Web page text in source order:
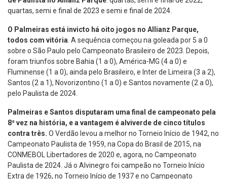
quartas, semi e final de 2023 e semi e final de 2024.
O Palmeiras está invicto há oito jogos no Allianz Parque,
todos com vitória . A sequência começou na goleada por 5 a 0
sobre o São Paulo pelo Campeonato Brasileiro de 2023. Depois,
foram triunfos sobre Bahia (1 a 0), América-MG (4 a 0) e
Fluminense (1 a 0), ainda pelo Brasileiro, e Inter de Limeira (3 a 2),
Santos (2 a 1), Novorizontino (1 a 0) e Santos novamente (2 a 0),
pelo Paulista de 2024.
Palmeiras e Santos disputaram uma final de campeonato pela
8ª vez na história, e a vantagem é alviverde de cinco títulos
contra três. O Verdão levou a melhor no Torneio Início de 1942, no
Campeonato Paulista de 1959, na Copa do Brasil de 2015, na
CONMEBOL Libertadores de 2020 e, agora, no Campeonato
Paulista de 2024. Já o Alvinegro foi campeão no Torneio Início
Extra de 1926, no Torneio Início de 1937 e no Campeonato